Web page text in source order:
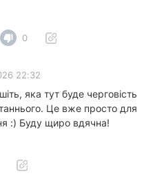
0
22:32
яка тут буде черговість
Це вже просто для
:) Буду щиро вдячна!